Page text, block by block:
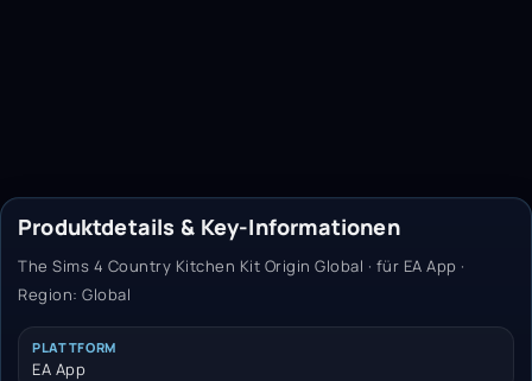
Produktdetails & Key-Informationen
The Sims 4 Country Kitchen Kit Origin Global · für EA App ·
Region: Global
PLATTFORM
EA App